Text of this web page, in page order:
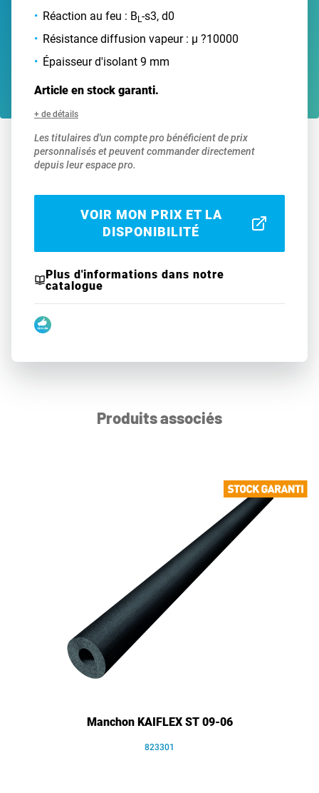
Réaction au feu : B L-s3, d0
Résistance diffusion vapeur : µ ?10000
Épaisseur d'isolant 9 mm
Article en stock garanti.
+ de détails
Les titulaires d'un compte pro bénéficient de prix
personnalisés et peuvent commander directement
depuis leur espace pro.
VOIR MON PRIX ET LA
DISPONIBILITÉ
Plus d'informations dans notre
catalogue
Produits associés
Manchon KAIFLEX ST 09-06
823301